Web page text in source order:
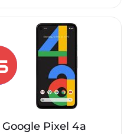
Google Pixel 4a